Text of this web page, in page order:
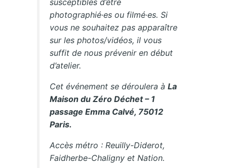
susceptibles d’être
photographié·es ou filmé·es. Si
vous ne souhaitez pas apparaître
sur les photos/vidéos, il vous
suffit de nous prévenir en début
d’atelier.
Cet événement se déroulera à La
Maison du Zéro Déchet – 1
passage Emma Calvé, 75012
Paris.
Accès métro : Reuilly-Diderot,
Faidherbe-Chaligny et Nation.